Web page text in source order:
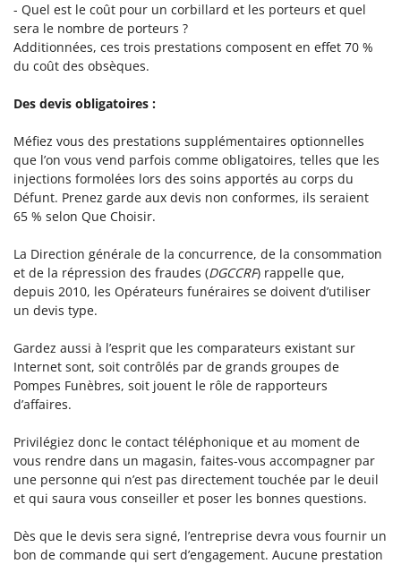
VISION
APRÈS DÉCÈS
D’OBSÈQUES
DE MONUMENT
FUNÉRAIRE
MARBRERIE
Une
01 70 29 60
- Quel est le coût pour un corbillard et les porteurs et quel
sera le nombre de porteurs ?
Additionnées, ces trois prestations composent en effet 70 %
du coût des obsèques.
Des devis obligatoires :
Méfiez vous des prestations supplémentaires optionnelles
que l’on vous vend parfois comme obligatoires, telles que les
injections formolées lors des soins apportés au corps du
Défunt. Prenez garde aux devis non conformes, ils seraient
65 % selon Que Choisir.
La Direction générale de la concurrence, de la consommation
et de la répression des fraudes (DGCCRF) rappelle que,
depuis 2010, les Opérateurs funéraires se doivent d’utiliser
un devis type.
Gardez aussi à l’esprit que les comparateurs existant sur
Internet sont, soit contrôlés par de grands groupes de
Pompes Funèbres, soit jouent le rôle de rapporteurs
d’affaires.
Privilégiez donc le contact téléphonique et au moment de
vous rendre dans un magasin, faites-vous accompagner par
une personne qui n’est pas directement touchée par le deuil
et qui saura vous conseiller et poser les bonnes questions.
Dès que le devis sera signé, l’entreprise devra vous fournir un
bon de commande qui sert d’engagement. Aucune prestation